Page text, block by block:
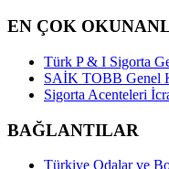
EN ÇOK
Türk P & I Sigorta
SAİK TOBB Genel
Sigorta Acenteleri
BAĞLANTILAR
Türkiye Odalar ve